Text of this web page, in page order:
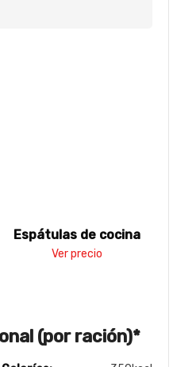
Espátulas de cocina
Ver precio
(por ración)*